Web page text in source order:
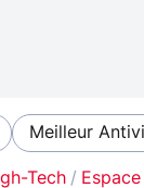
Meilleur
Tech Espace